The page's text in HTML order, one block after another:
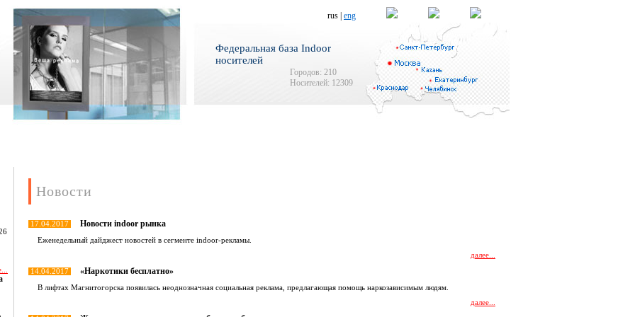
rus | eng
Федеральная база Indoor
носителей
Городов: 210
Носителей: 12309
Новости
17.04.2017 Новости indoor рынка
Еженедельный дайджест новостей в сегменте indoor-рекламы.
далее...
14.04.2017 «Наркотики бесплатно»
В лифтах Магнитогорска появилась неоднозначная социальная реклама, предлагающая помощь наркозависимым людям.
далее...